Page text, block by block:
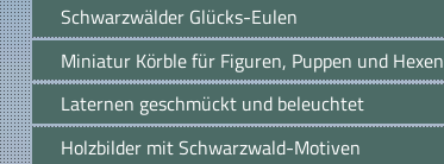
Schwarzwälder Glücks-Eulen
Miniatur Körble für Figuren, Puppen und Hexen
Laternen geschmückt und beleuchtet
Holzbilder mit Schwarzwald-Motiven